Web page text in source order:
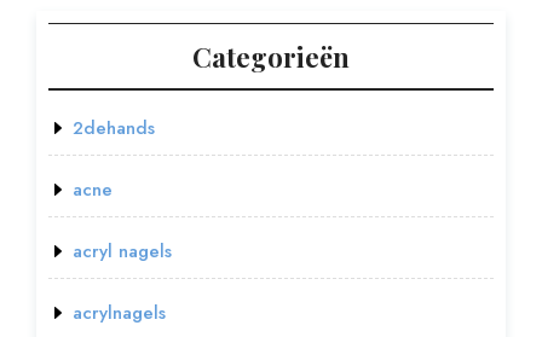
Categorieën
2dehands
acne
acryl nagels
acrylnagels